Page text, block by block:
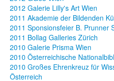
2012 Galerie Lilly's Art Wien
2011 Akademie der Bildenden
2011 Sponsionsfeier B. Prunner
2011 Bollag Galleries Zürich
2010 Galerie Prisma Wien
2010 Österreichische
2010 Großes Ehrenkreuz für
Österreich